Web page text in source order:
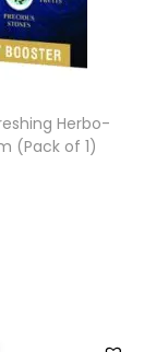
Herbo-
(Pack of 1)